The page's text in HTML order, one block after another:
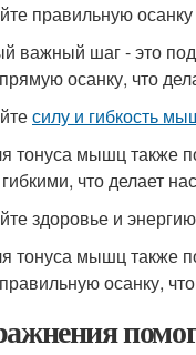
правильную осанку
важный шаг - это
осанку, что
силу и гибкость
тонуса мышц также
что делает
здоровье и энергию
тонуса мышц также
осанку,